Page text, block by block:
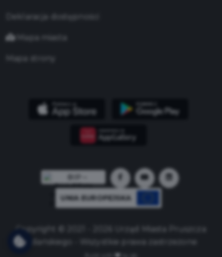
Deklaracja dostępności
Mapa miasta
Mapa strony
UNIA EUROPEJSKA
Copyright © 2021 - 2026 Urząd Miasta Pruszcza
Gdańskiego - Wszystkie prawa zastrzeżone